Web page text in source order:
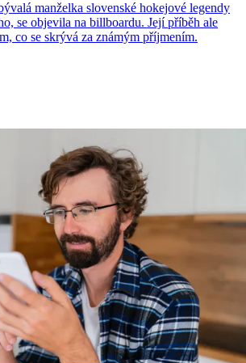
manželka slovenské hokejové legendy
se objevila na billboardu. Její příběh ale
co se skrývá za známým příjmením.